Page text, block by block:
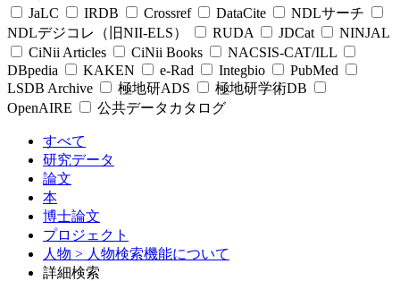
JaLC
IRDB Crossref DataCite
NDLサーチ
NDLデジコレ（旧NII-ELS）
RUDA JDCat
NINJAL
CiNii Articles
CiNii Books
NACSIS-CAT/ILL
DBpedia
KAKEN e-Rad Integbio
PubMed
LSDB Archive
極地研ADS
極地研学術DB
OpenAIRE
公共データカタログ
すべて
研究データ
論文
本
博士論文
プロジェクト
人物 > 人物検索機能について
詳細検索